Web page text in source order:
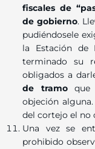
fiscales de
de gobierno.
pudiéndosele
la Estación de
terminado su
obligados a
de tramoque
objeción
del cortejo el no
Una vez se
prohibido